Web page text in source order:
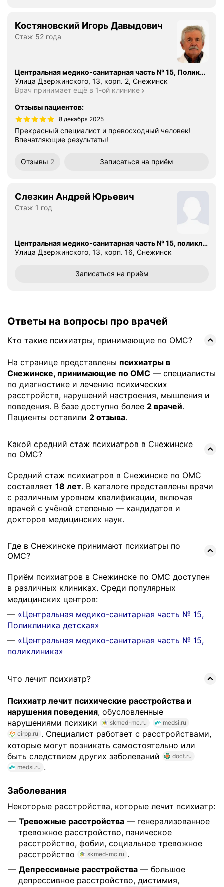
Костяновский Игорь Давыдович
Стаж 52 года
Центральная медико-санитарная часть № 15, Поликлиника детская
Улица Дзержинского, 13, корп. 2, Снежинск
Врач принимает ещё в 1-ой клинике
Отзывы пациентов:
8 декабря 2025
Прекрасный специалист и превосходный человек!
Впечатляющие результаты!
Отзывы 2 Записаться на приём
Слезкин Андрей Юрьевич
Стаж 1 год
Центральная медико-санитарная часть № 15, поликлиника
Улица Дзержинского, 13, корп. 16, Снежинск
Записаться на приём
Ответы на вопросы про врачей
Кто такие психиатры, принимающие по ОМС?
На странице представлены психиатры в
Снежинске, принимающие по ОМС — специалисты
по диагностике и лечению психических
расстройств, нарушений настроения, мышления и
поведения. В базе доступно более 2 врачей.
Пациенты оставили 2 отзыва.
Какой средний стаж психиатров в Снежинске
по ОМС?
Средний стаж психиатров в Снежинске по ОМС
составляет 18 лет. В каталоге представлены врачи
с различным уровнем квалификации, включая
врачей с учёной степенью — кандидатов и
докторов медицинских наук.
Где в Снежинске принимают психиатры по
ОМС?
Приём психиатров в Снежинске по ОМС доступен
в различных клиниках. Среди популярных
медицинских центров:
— «Центральная медико-санитарная часть № 15,
Поликлиника детская»
— «Центральная медико-санитарная часть № 15,
поликлиника»
Что лечит психиатр?
Психиатр лечит психические расстройства и
нарушения поведения, обусловленные
нарушениями психики
skmed-mc.ru
medsi.ru
cirpp.ru . Специалист работает с расстройствами,
которые могут возникать самостоятельно или
быть следствием других заболеваний
doct.ru
medsi.ru .
Заболевания
Некоторые расстройства, которые лечит психиатр:
Тревожные расстройства — генерализованное
тревожное расстройство, паническое
расстройство, фобии, социальное тревожное
расстройство
skmed-mc.ru .
Депрессивные расстройства — большое
депрессивное расстройство, дистимия,